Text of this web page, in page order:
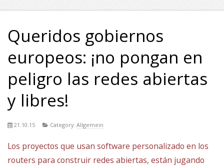
Queridos gobiernos
europeos: ¡no pongan en
peligro las redes abiertas
y libres!
21.10.15 Category:Allgemein
Los proyectos que usan software personalizado en los
routers para construir redes abiertas, están jugando